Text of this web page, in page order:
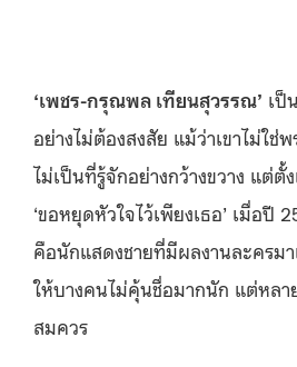
‘เพชร-กรุณพล เทียนสุวรรณ’ เป็
อย่างไม่ต้องสงสัย แม้ว่าเขาไม่ใช่
ไม่เป็นที่รู้จักอย่างกว้างขวาง แต่ตั้
‘ขอหยุดหัวใจไว้เพียงเธอ’ เมื่อปี
คือนักแสดงชายที่มีผลงานละครม
ให้บางคนไม่คุ้นชื่อมากนัก แต่หล
สมควร